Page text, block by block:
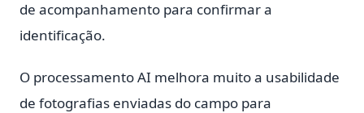
de acompanhamento para confirmar a
identificação.
O processamento AI melhora muito a usabilidade
de fotografias enviadas do campo para